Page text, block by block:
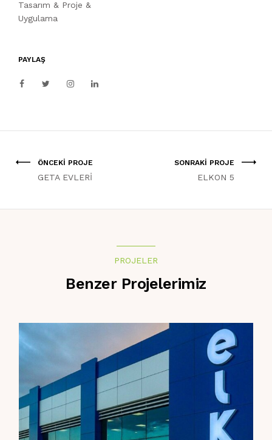
Tasarım & Proje &
Uygulama
PAYLAŞ
ÖNCEKİ PROJE
GETA EVLERİ
SONRAKİ PROJE
ELKON 5
PROJELER
Benzer Projelerimiz